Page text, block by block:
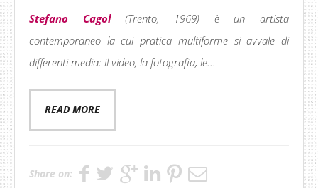
Stefano Cagol
(Trento, 1969) è un artista
contemporaneo la cui pratica multiforme si avvale di
differenti media: il video, la fotografia, le...
READ MORE
Share on: